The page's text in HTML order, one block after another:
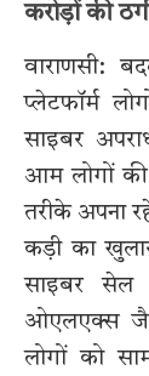
करोड़ों की
वाराणसी:
प्लेटफॉर्म
साइबर
आम लोगों की
तरीके अपना
कड़ी का
साइबर सेल
ओएलएक्स जैसे
लोगों को